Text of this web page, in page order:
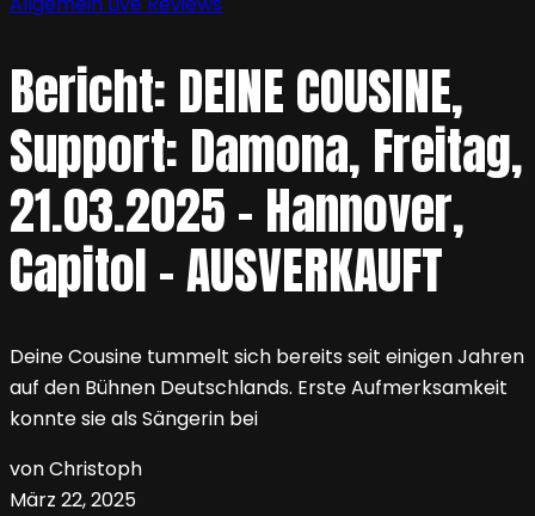
Bericht: DEINE COUSINE,
Support: Damona, Freitag,
21.03.2025 – Hannover,
Capitol – AUSVERKAUFT
Deine Cousine tummelt sich bereits seit einigen Jahren
auf den Bühnen Deutschlands. Erste Aufmerksamkeit
konnte sie als Sängerin bei
von Christoph
März 22, 2025